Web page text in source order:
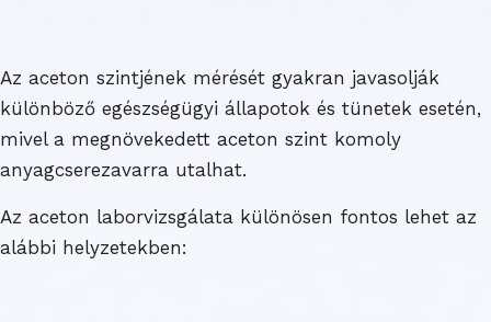
Az aceton szintjének mérését gyakran javasolják
különböző egészségügyi állapotok és tünetek esetén,
mivel a megnövekedett aceton szint komoly
anyagcserezavarra utalhat.
Az aceton laborvizsgálata különösen fontos lehet az
alábbi helyzetekben: